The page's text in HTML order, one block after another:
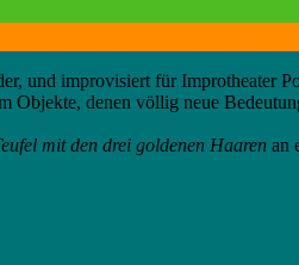
und improvisiert für Improtheater
denen völlig neue
mit den drei goldenen Haaren an